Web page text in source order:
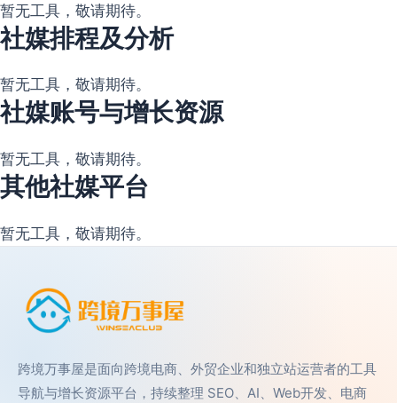
暂无工具，敬请期待。
社媒排程及分析
暂无工具，敬请期待。
社媒账号与增长资源
暂无工具，敬请期待。
其他社媒平台
暂无工具，敬请期待。
跨境万事屋是面向跨境电商、外贸企业和独立站运营者的工具
导航与增长资源平台，持续整理 SEO、AI、Web开发、电商